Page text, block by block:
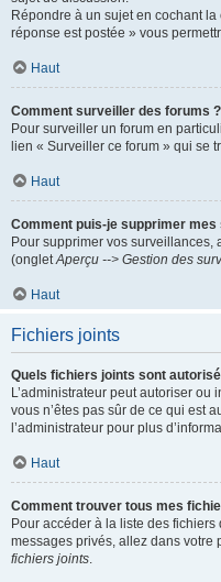
Répondre à un sujet en cochant la
réponse est postée » vous
Haut
Comment surveiller des forums ?
Pour surveiller un forum en
lien « Surveiller ce forum » qui se
Haut
Comment puis-je supprimer
Pour supprimer vos surveillances,
(ongletAperçu --> Gestion des
Haut
Fichiers joints
Quels fichiers joints sont
L’administrateur peut autoriser ou
vous n’êtes pas sûr de ce qui est
l’administrateur pour plus
Haut
Comment trouver tous mes
Pour accéder à la liste des
messages privés, allez dans votre
fichiers joints.